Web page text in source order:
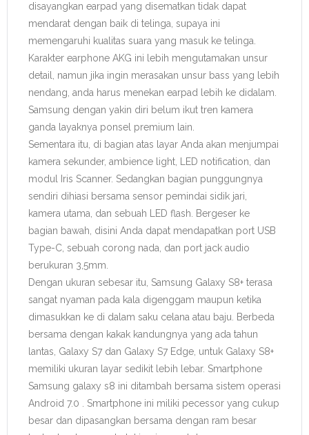
disayangkan earpad yang disematkan tidak dapat
mendarat dengan baik di telinga, supaya ini
memengaruhi kualitas suara yang masuk ke telinga.
Karakter earphone AKG ini lebih mengutamakan unsur
detail, namun jika ingin merasakan unsur bass yang lebih
nendang, anda harus menekan earpad lebih ke didalam.
Samsung dengan yakin diri belum ikut tren kamera
ganda layaknya ponsel premium lain.
Sementara itu, di bagian atas layar Anda akan menjumpai
kamera sekunder, ambience light, LED notification, dan
modul Iris Scanner. Sedangkan bagian punggungnya
sendiri dihiasi bersama sensor pemindai sidik jari,
kamera utama, dan sebuah LED flash. Bergeser ke
bagian bawah, disini Anda dapat mendapatkan port USB
Type-C, sebuah corong nada, dan port jack audio
berukuran 3,5mm.
Dengan ukuran sebesar itu, Samsung Galaxy S8+ terasa
sangat nyaman pada kala digenggam maupun ketika
dimasukkan ke di dalam saku celana atau baju. Berbeda
bersama dengan kakak kandungnya yang ada tahun
lantas, Galaxy S7 dan Galaxy S7 Edge, untuk Galaxy S8+
memiliki ukuran layar sedikit lebih lebar. Smartphone
Samsung galaxy s8 ini ditambah bersama sistem operasi
Android 7.0 . Smartphone ini miliki pecessor yang cukup
besar dan dipasangkan bersama dengan ram besar